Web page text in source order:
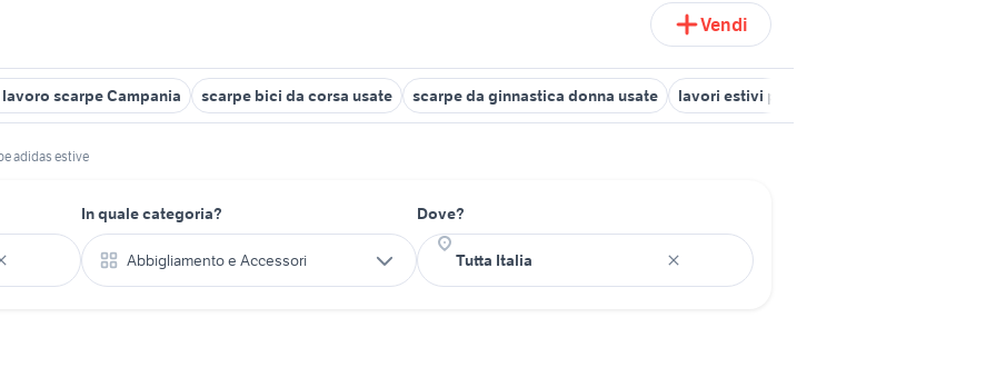
Vendi
scarpe Campania scarpe bici da corsa usate scarpe da ginnastica donna usate lavori estivi per ragazzi di 16 anni
adidas estive
In quale categoria?
Abbigliamento e Accessori
Dove?